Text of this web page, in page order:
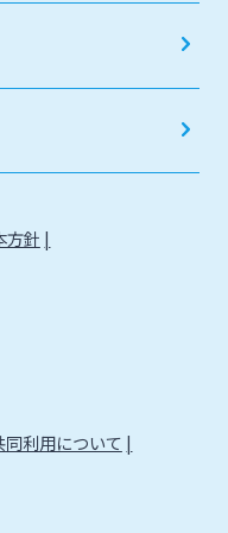
方針
利用について